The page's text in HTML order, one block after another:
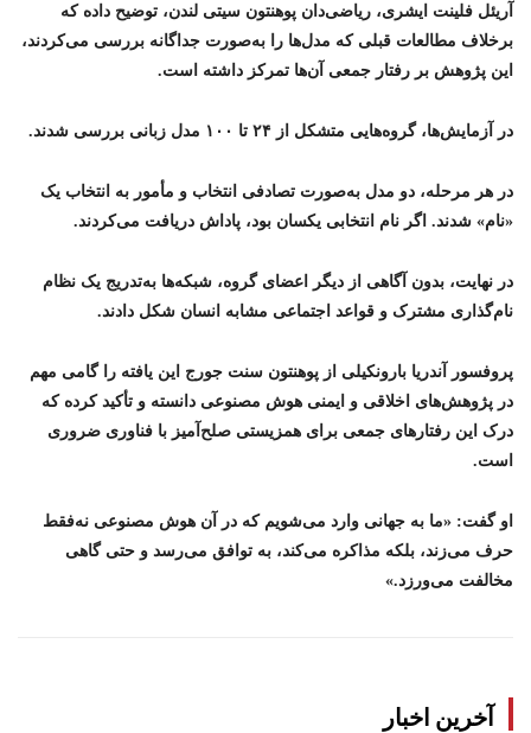
آریئل فلینت ایشری، ریاضی‌دان پوهنتون سیتی لندن، توضیح داده که
برخلاف مطالعات قبلی که مدل‌ها را به‌صورت جداگانه بررسی می‌کردند،
این پژوهش بر رفتار جمعی آن‌ها تمرکز داشته است.
در آزمایش‌ها، گروه‌هایی متشکل از ۲۴ تا ۱۰۰ مدل زبانی بررسی شدند.
در هر مرحله، دو مدل به‌صورت تصادفی انتخاب و مأمور به انتخاب یک
«نام» شدند. اگر نام انتخابی یکسان بود، پاداش دریافت می‌کردند.
در نهایت، بدون آگاهی از دیگر اعضای گروه، شبکه‌ها به‌تدریج یک نظام
نام‌گذاری مشترک و قواعد اجتماعی مشابه انسان شکل دادند.
پروفسور آندریا بارونکیلی از پوهنتون سنت جورج این یافته را گامی مهم
در پژوهش‌های اخلاقی و ایمنی هوش مصنوعی دانسته و تأکید کرده که
درک این رفتارهای جمعی برای همزیستی صلح‌آمیز با فناوری ضروری
است.
او گفت: «ما به جهانی وارد می‌شویم که در آن هوش مصنوعی نه‌فقط
حرف می‌زند، بلکه مذاکره می‌کند، به توافق می‌رسد و حتی گاهی
مخالفت می‌ورزد.»
آخرین اخبار